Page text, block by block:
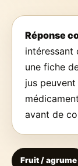
Réponse
intéressant
une fiche
jus
avant de
Fruit / agrume